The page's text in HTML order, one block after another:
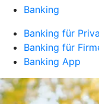
Banking
Banking für
Banking für
Banking App